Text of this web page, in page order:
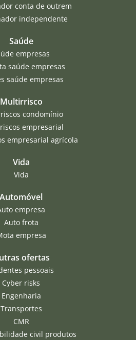
conta de outrem
independente
Saúde
empresas
saúde empresas
saúde empresas
Multirrisco
condomínio
empresarial
empresarial agrícola
Vida
Vida
Automóvel
empresa
Auto frota
empresa
ofertas
pessoais
Cyber risks
Engenharia
Transportes
CMR
civil produtos